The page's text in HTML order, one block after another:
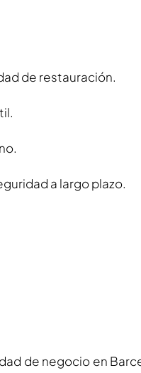
de restauración.
a largo plazo.
de negocio en